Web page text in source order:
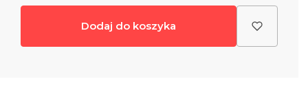
Dodaj do koszyka